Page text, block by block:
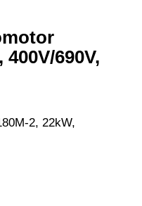
400V/690V,
2, 22kW,